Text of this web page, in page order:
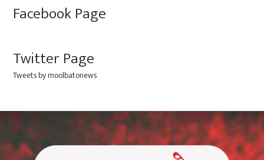
Facebook Page
Twitter Page
Tweets by moolbatonews